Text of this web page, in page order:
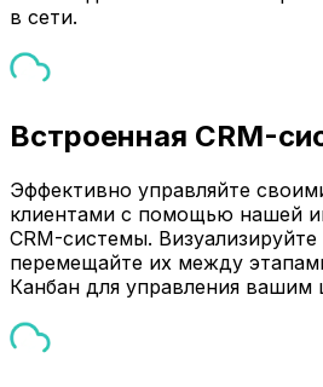
в сети.
Встроенная CRM-
Эффективно управляйте
клиентами с помощью нашей
CRM-системы.
перемещайте их между
Канбан для управления